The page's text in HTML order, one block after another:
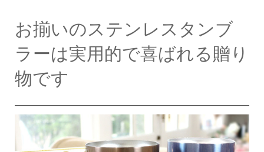
お揃いのステンレスタンブ
ラーは実用的で喜ばれる贈り
物です